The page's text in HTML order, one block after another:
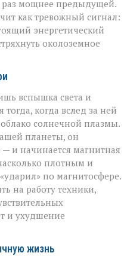
раз мощнее предыдущей.
как тревожный сигнал:
энергетический
околоземное
вспышка света и
тогда, когда вслед за ней
солнечной плазмы.
планеты, он
— и начинается магнитная
плотным и
по магнитосфере.
на работу техники,
и ухудшение
жизнь